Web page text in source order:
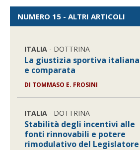
NUMERO 15 - ALTRI ARTICOLI
ITALIA - DOTTRINA
La giustizia sportiva italiana
e comparata
DI TOMMASO E. FROSINI
ITALIA - DOTTRINA
Stabilità degli incentivi alle
fonti rinnovabili e potere
rimodulativo del Legislatore